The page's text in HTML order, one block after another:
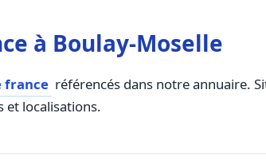
à Boulay-Moselle
france référencés dans notre annuaire.
et localisations.